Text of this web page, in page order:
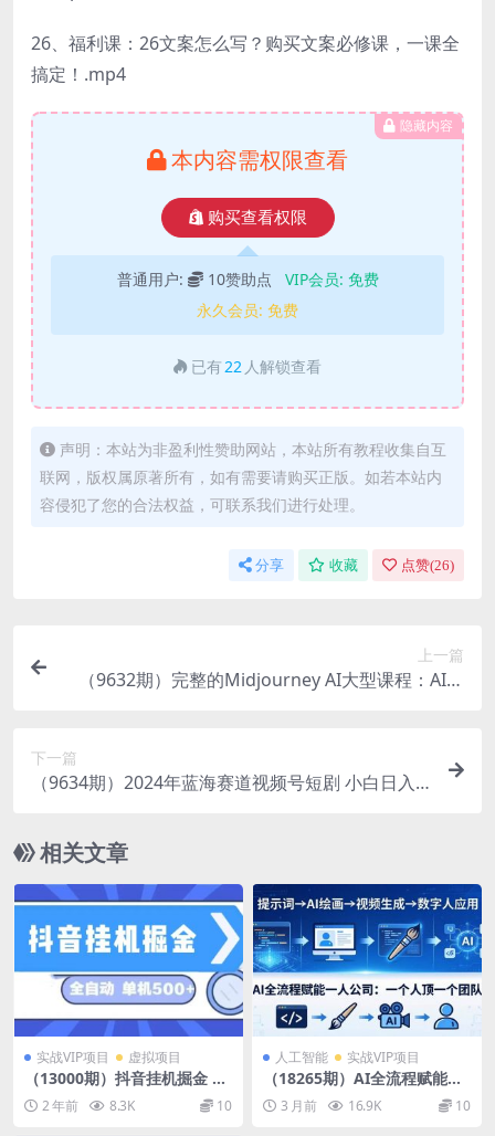
26、福利课：26文案怎么写？购买文案必修课，一课全
搞定！.mp4
隐藏内容
本内容需权限查看
购买查看权限
普通用户: 10赞助点 VIP会员: 免费
永久会员: 免费
已有 22 人解锁查看
声明：本站为非盈利性赞助网站，本站所有教程收集自互
联网，版权属原著所有，如有需要请购买正版。如若本站内
容侵犯了您的合法权益，可联系我们进行处理。
分享 收藏 点赞(26)
上一篇
（9632期）完整的Midjourney AI大型课程：AI绘
下一篇
（9634期）2024年蓝海赛道视频号短剧 小白日入1
相关文章
实战VIP项目 虚拟项目
（13000期）抖音挂机掘金 日
入500+ 全自动挂机项目 长久
稳定2 年前 8.3K 10
人工智能 实战VIP项目
（18265期）AI全流程赋能一
人公司：提示词、绘画、视
频、数字人、编程，一个人顶
3 月前 16.9K 10